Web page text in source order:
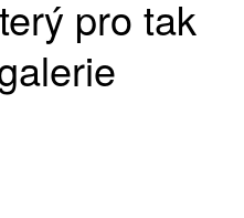
pro tak